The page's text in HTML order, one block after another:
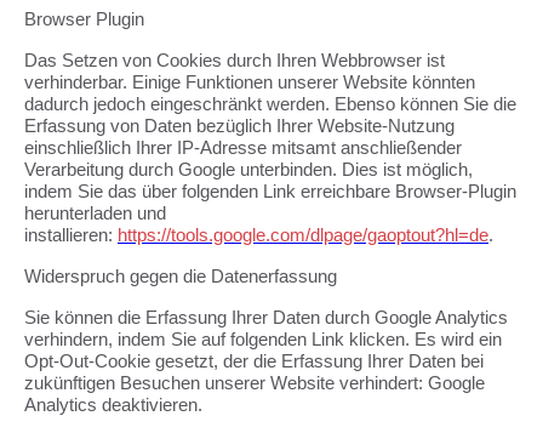
Browser Plugin
Das Setzen von Cookies durch Ihren Webbrowser ist
verhinderbar. Einige Funktionen unserer Website könnten
dadurch jedoch eingeschränkt werden. Ebenso können Sie die
Erfassung von Daten bezüglich Ihrer Website-Nutzung
einschließlich Ihrer IP-Adresse mitsamt anschließender
Verarbeitung durch Google unterbinden. Dies ist möglich,
indem Sie das über folgenden Link erreichbare Browser-Plugin
herunterladen und
installieren: https://tools.google.com/dlpage/gaoptout?hl=de.
Widerspruch gegen die Datenerfassung
Sie können die Erfassung Ihrer Daten durch Google Analytics
verhindern, indem Sie auf folgenden Link klicken. Es wird ein
Opt-Out-Cookie gesetzt, der die Erfassung Ihrer Daten bei
zukünftigen Besuchen unserer Website verhindert: Google
Analytics deaktivieren.